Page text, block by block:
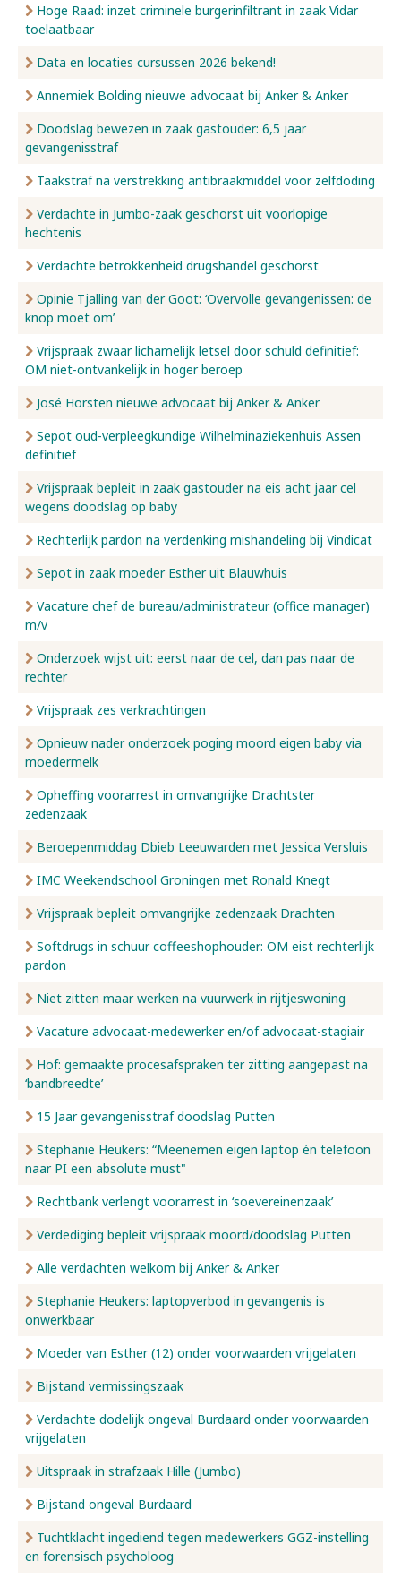
Hoge Raad: inzet criminele burgerinfiltrant in zaak Vidar
toelaatbaar
Data en locaties cursussen 2026 bekend!
Annemiek Bolding nieuwe advocaat bij Anker & Anker
Doodslag bewezen in zaak gastouder: 6,5 jaar
gevangenisstraf
Taakstraf na verstrekking antibraakmiddel voor zelfdoding
Verdachte in Jumbo-zaak geschorst uit voorlopige
hechtenis
Verdachte betrokkenheid drugshandel geschorst
Opinie Tjalling van der Goot: ‘Overvolle gevangenissen: de
knop moet om’
Vrijspraak zwaar lichamelijk letsel door schuld definitief:
OM niet-ontvankelijk in hoger beroep
José Horsten nieuwe advocaat bij Anker & Anker
Sepot oud-verpleegkundige Wilhelminaziekenhuis Assen
definitief
Vrijspraak bepleit in zaak gastouder na eis acht jaar cel
wegens doodslag op baby
Rechterlijk pardon na verdenking mishandeling bij Vindicat
Sepot in zaak moeder Esther uit Blauwhuis
Vacature chef de bureau/administrateur (office manager)
m/v
Onderzoek wijst uit: eerst naar de cel, dan pas naar de
rechter
Vrijspraak zes verkrachtingen
Opnieuw nader onderzoek poging moord eigen baby via
moedermelk
Opheffing voorarrest in omvangrijke Drachtster
zedenzaak
Beroepenmiddag Dbieb Leeuwarden met Jessica Versluis
IMC Weekendschool Groningen met Ronald Knegt
Vrijspraak bepleit omvangrijke zedenzaak Drachten
Softdrugs in schuur coffeeshophouder: OM eist rechterlijk
pardon
Niet zitten maar werken na vuurwerk in rijtjeswoning
Vacature advocaat-medewerker en/of advocaat-stagiair
Hof: gemaakte procesafspraken ter zitting aangepast na
‘bandbreedte’
15 Jaar gevangenisstraf doodslag Putten
Stephanie Heukers: “Meenemen eigen laptop én telefoon
naar PI een absolute must"
Rechtbank verlengt voorarrest in ‘soevereinenzaak’
Verdediging bepleit vrijspraak moord/doodslag Putten
Alle verdachten welkom bij Anker & Anker
Stephanie Heukers: laptopverbod in gevangenis is
onwerkbaar
Moeder van Esther (12) onder voorwaarden vrijgelaten
Bijstand vermissingszaak
Verdachte dodelijk ongeval Burdaard onder voorwaarden
vrijgelaten
Uitspraak in strafzaak Hille (Jumbo)
Bijstand ongeval Burdaard
Tuchtklacht ingediend tegen medewerkers GGZ-instelling
en forensisch psycholoog